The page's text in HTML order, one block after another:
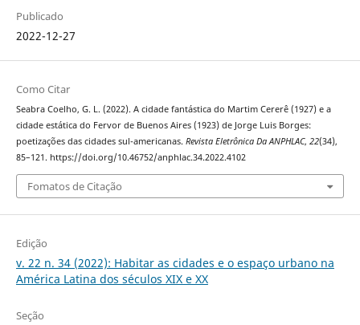
Publicado
2022-12-27
Como Citar
Seabra Coelho, G. L. (2022). A cidade fantástica do Martim Cererê (1927) e a
cidade estática do Fervor de Buenos Aires (1923) de Jorge Luis Borges:
poetizações das cidades sul-americanas. Revista Eletrônica Da ANPHLAC, 22(34),
85–121. https://doi.org/10.46752/anphlac.34.2022.4102
Fomatos de Citação
Edição
v. 22 n. 34 (2022): Habitar as cidades e o espaço urbano na
América Latina dos séculos XIX e XX
Seção